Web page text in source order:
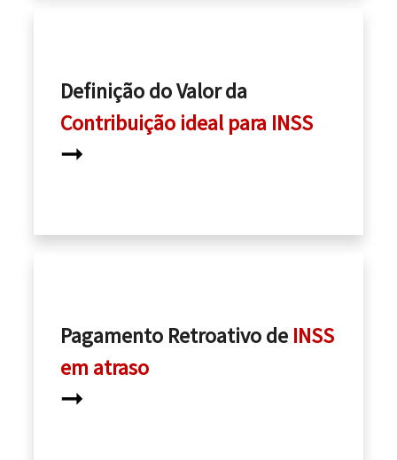
Definição do Valor da
Contribuição ideal para INSS
➞
Pagamento Retroativo de INSS
em atraso
➞